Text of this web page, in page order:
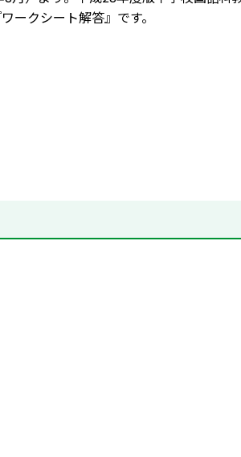
ークシート解答』です。